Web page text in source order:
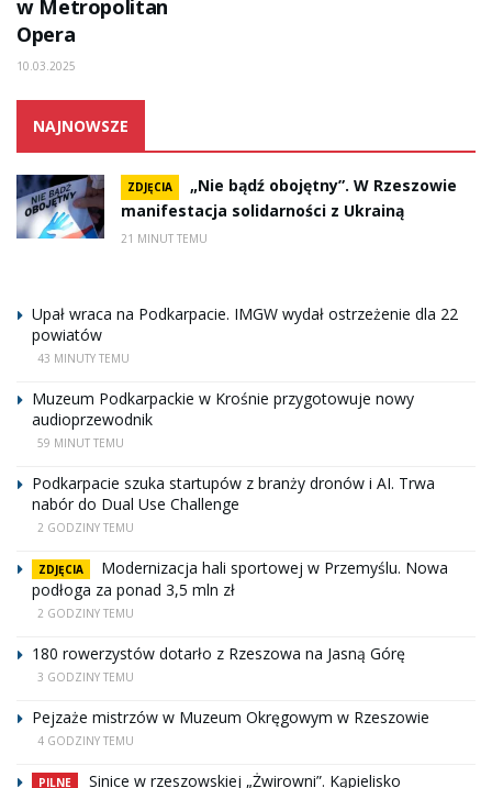
w Metropolitan
Opera
10.03.2025
NAJNOWSZE
ZDJĘCIA
„Nie bądź obojętny”. W Rzeszowie
manifestacja solidarności z Ukrainą
21 MINUT TEMU
Upał wraca na Podkarpacie. IMGW wydał ostrzeżenie dla 22
powiatów
43 MINUTY TEMU
Muzeum Podkarpackie w Krośnie przygotowuje nowy
audioprzewodnik
59 MINUT TEMU
Podkarpacie szuka startupów z branży dronów i AI. Trwa
nabór do Dual Use Challenge
2 GODZINY TEMU
ZDJĘCIA
Modernizacja hali sportowej w Przemyślu. Nowa
podłoga za ponad 3,5 mln zł
2 GODZINY TEMU
180 rowerzystów dotarło z Rzeszowa na Jasną Górę
3 GODZINY TEMU
Pejzaże mistrzów w Muzeum Okręgowym w Rzeszowie
4 GODZINY TEMU
PILNE Sinice w rzeszowskiej „Żwirowni”. Kąpielisko